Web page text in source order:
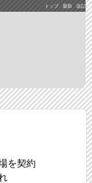
トップ 最新 追記
を契約